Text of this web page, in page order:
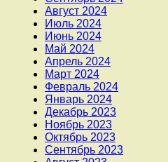
Август 2024
Июль 2024
Июнь 2024
Май 2024
Апрель 2024
Март 2024
Февраль 2024
Январь 2024
Декабрь 2023
Ноябрь 2023
Октябрь 2023
Сентябрь 2023